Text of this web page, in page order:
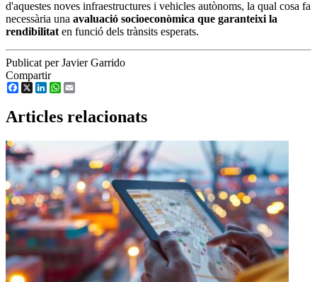
d'aquestes noves infraestructures i vehicles autònoms, la qual cosa fa
necessària una avaluació socioeconòmica que garanteixi la
rendibilitat en funció dels trànsits esperats.
Publicat per Javier Garrido
Compartir
Facebook
X LinkedInWhatsApp
Articles relacionats